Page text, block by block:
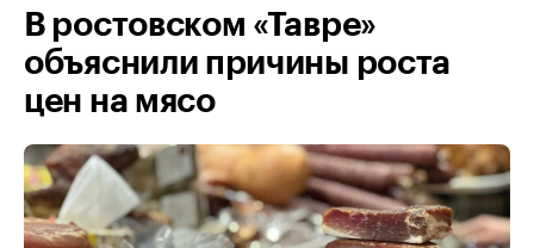
В ростовском «Тавре»
объяснили причины роста
цен на мясо